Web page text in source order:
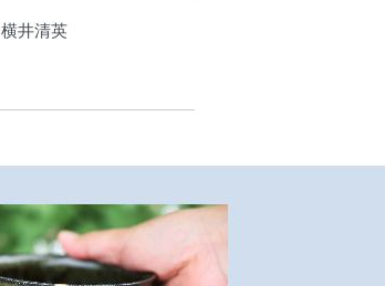
横井清英